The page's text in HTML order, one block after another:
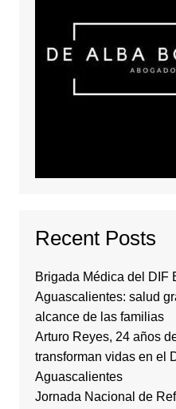
Recent Posts
Brigada Médica del DIF
Aguascalientes: salud
alcance de las familias
Arturo Reyes, 24 años
transforman vidas en el
Aguascalientes
Jornada Nacional de